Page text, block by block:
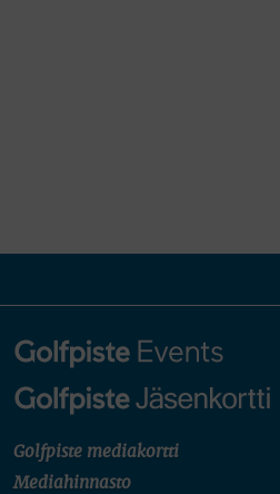
Golfpiste mediakortti
Mediahinnasto